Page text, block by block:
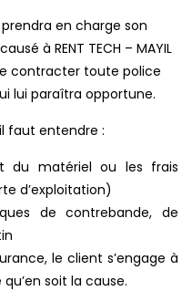
en charge son
à RENT TECH – MAYIL
contracter toute police
lui paraîtra opportune.
faut entendre :
du matériel ou les frais
d’exploitation)
de contrebande, de
le client s’engage à
soit la cause.